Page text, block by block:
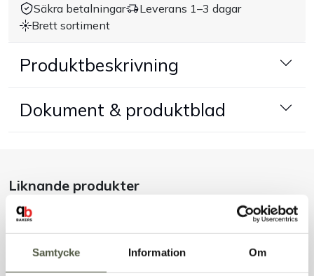
Samtycke Information Om
Monin
Handla efter bransch
Varumärken
Om Bakers
Kundtjänst
Kontakt
Säkra betalningar
Leverans 1–3 dagar
Brett sortiment
Produktbeskrivning
Dokument & produktblad
Liknande produkter
Andra kunder tittade även på